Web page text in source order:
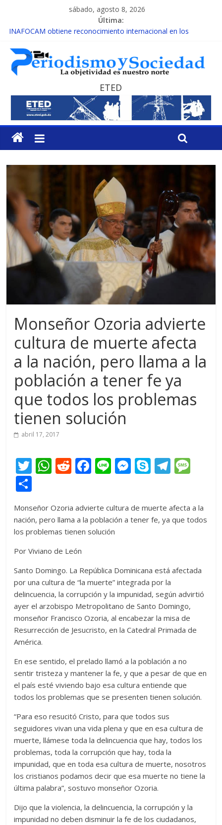
sábado, agosto 8, 2026
Última:
INAFOCAM obtiene reconocimiento internacional en los
15 de febrero de cada año es Día Nacional de la lucha contra el
cáncer infantil
EL ENFOQUE UNILATERAL DE LA COALICIÓN
MESCyT y Universidad Albizu apoyarán rehabilitación de
reclusos
MESCyT presenta calendario de Consulta Nacional por la
Educación
ETED
Monseñor Ozoria advierte
cultura de muerte afecta
a la nación, pero llama a la
población a tener fe ya
que todos los problemas
tienen solución
abril 17, 2017
T
er
W
s
A
p
p
R
di
t
F
b
o
Li M
e
n
S
p
e
T
gr
a
a
g
m
p
ar
ti
r
Monseñor Ozoria advierte cultura de muerte afecta a la
nación, pero llama a la población a tener fe, ya que todos
los problemas tienen solución
Por Viviano de León
Santo Domingo. La República Dominicana está afectada
por una cultura de “la muerte” integrada por la
delincuencia, la corrupción y la impunidad, según advirtió
ayer el arzobispo Metropolitano de Santo Domingo,
monseñor Francisco Ozoria, al encabezar la misa de
Resurrección de Jesucristo, en la Catedral Primada de
América.
En ese sentido, el prelado llamó a la población a no
sentir tristeza y mantener la fe, y que a pesar de que en
el país esté viviendo bajo esa cultura entiende que
todos los problemas que se presenten tienen solución.
“Para eso resucitó Cristo, para que todos sus
seguidores vivan una vida plena y que en esa cultura de
muerte, llámese toda la delincuencia que hay, todos los
problemas, toda la corrupción que hay, toda la
impunidad, que en toda esa cultura de muerte, nosotros
los cristianos podamos decir que esa muerte no tiene la
última palabra”, sostuvo monseñor Ozoria.
Dijo que la violencia, la delincuencia, la corrupción y la
impunidad no deben disminuir la fe de los ciudadanos,